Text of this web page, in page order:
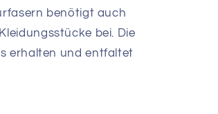
benötigt auch
bei. Die
erhalten und entfaltet